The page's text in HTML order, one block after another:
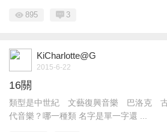
895 3
KiCharlotte@G
2015-6-22
16關
類型是中世紀 文藝復興音樂 巴洛克
代音樂？哪一種類 名字是單一字還 ...